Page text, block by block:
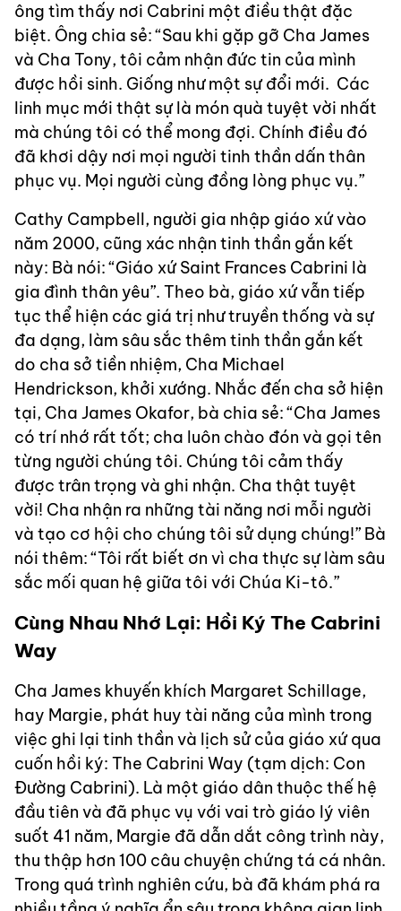
ông tìm thấy nơi Cabrini một điều thật đặc
biệt. Ông chia sẻ: “Sau khi gặp gỡ Cha James
và Cha Tony, tôi cảm nhận đức tin của mình
được hồi sinh. Giống như một sự đổi mới. Các
linh mục mới thật sự là món quà tuyệt vời nhất
mà chúng tôi có thể mong đợi. Chính điều đó
đã khơi dậy nơi mọi người tinh thần dấn thân
phục vụ. Mọi người cùng đồng lòng phục vụ.”
Cathy Campbell, người gia nhập giáo xứ vào
năm 2000, cũng xác nhận tinh thần gắn kết
này: Bà nói: “Giáo xứ Saint Frances Cabrini là
gia đình thân yêu”. Theo bà, giáo xứ vẫn tiếp
tục thể hiện các giá trị như truyền thống và sự
đa dạng, làm sâu sắc thêm tinh thần gắn kết
do cha sở tiền nhiệm, Cha Michael
Hendrickson, khởi xướng. Nhắc đến cha sở hiện
tại, Cha James Okafor, bà chia sẻ: “Cha James
có trí nhớ rất tốt; cha luôn chào đón và gọi tên
từng người chúng tôi. Chúng tôi cảm thấy
được trân trọng và ghi nhận. Cha thật tuyệt
vời! Cha nhận ra những tài năng nơi mỗi người
và tạo cơ hội cho chúng tôi sử dụng chúng!” Bà
nói thêm: “Tôi rất biết ơn vì cha thực sự làm sâu
sắc mối quan hệ giữa tôi với Chúa Ki-tô.”
Cùng Nhau Nhớ Lại: Hồi Ký The Cabrini
Way
Cha James khuyến khích Margaret Schillage,
hay Margie, phát huy tài năng của mình trong
việc ghi lại tinh thần và lịch sử của giáo xứ qua
cuốn hồi ký: The Cabrini Way (tạm dịch: Con
Đường Cabrini). Là một giáo dân thuộc thế hệ
đầu tiên và đã phục vụ với vai trò giáo lý viên
suốt 41 năm, Margie đã dẫn dắt công trình này,
thu thập hơn 100 câu chuyện chứng tá cá nhân.
Trong quá trình nghiên cứu, bà đã khám phá ra